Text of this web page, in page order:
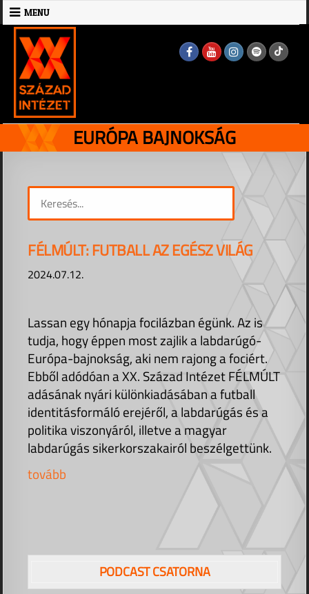
Skip
to
content
MENU
EURÓPA BAJNOKSÁG
FÉLMÚLT: FUTBALL AZ EGÉSZ VILÁG
2024.07.12.
Lassan egy hónapja focilázban égünk. Az is
tudja, hogy éppen most zajlik a labdarúgó-
Európa-bajnokság, aki nem rajong a fociért.
Ebből adódóan a XX. Század Intézet FÉLMÚLT
adásának nyári különkiadásában a futball
identitásformáló erejéről, a labdarúgás és a
politika viszonyáról, illetve a magyar
labdarúgás sikerkorszakairól beszélgettünk.
tovább
PODCAST CSATORNA